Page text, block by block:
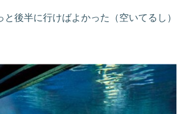
と後半に行けばよかった（空いてるし）